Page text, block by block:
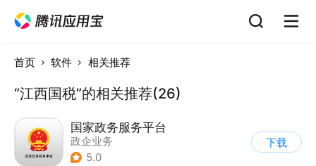
首页 软件 相关推荐
“江西国税”的相关推荐(26)
国家政务服务平台
政企业务
5.0
下载